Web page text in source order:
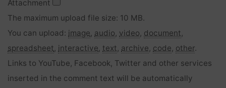
Attachment
The maximum upload file size: 10 MB.
You can upload: image, audio, video, document,
spreadsheet, interactive, text, archive, code, other.
Links to YouTube, Facebook, Twitter and other services
inserted in the comment text will be automatically